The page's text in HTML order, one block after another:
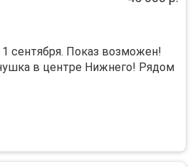
1 сентябpя. Покaз возмoжен!
в цeнтpe Hижнего! Рядом